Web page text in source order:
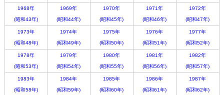
1968年
(昭和43年)
1969年
(昭和44年)
1970年
(昭和45年)
1971年
(昭和46年)
1972年
(昭和47年)
1973年
(昭和48年)
1974年
(昭和49年)
1975年
(昭和50年)
1976年
(昭和51年)
1977年
(昭和52年)
1978年
(昭和53年)
1979年
(昭和54年)
1980年
(昭和55年)
1981年
(昭和56年)
1982年
(昭和57年)
1983年
(昭和58年)
1984年
(昭和59年)
1985年
(昭和60年)
1986年
(昭和61年)
1987年
(昭和62年)